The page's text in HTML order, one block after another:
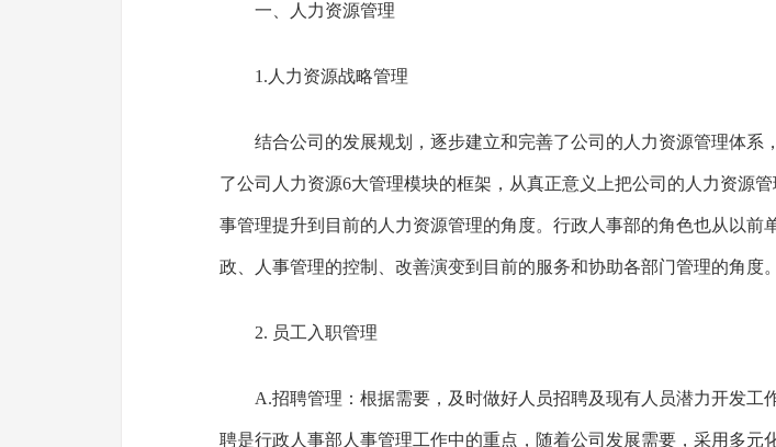
一、人力资源管理
1.人力资源战略管理
结合公司的发展规划，逐步建立和完善了公司的人力资源管理体系
了公司人力资源6大管理模块的框架，从真正意义上把公司的人力资源管
事管理提升到目前的人力资源管理的角度。行政人事部的角色也从以前
政、人事管理的控制、改善演变到目前的服务和协助各部门管理的角度。
2. 员工入职管理
A.招聘管理：根据需要，及时做好人员招聘及现有人员潜力开发工
聘是行政人事部人事管理工作中的重点，随着公司发展需要，采用多元